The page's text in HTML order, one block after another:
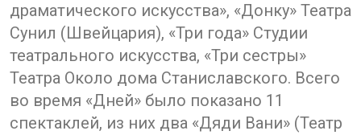
драматического искусства», «Донку» Театра
Сунил (Швейцария), «Три года» Студии
театрального искусства, «Три сестры»
Театра Около дома Станиславского. Всего
во время «Дней» было показано 11
спектаклей, из них два «Дяди Вани» (Театр